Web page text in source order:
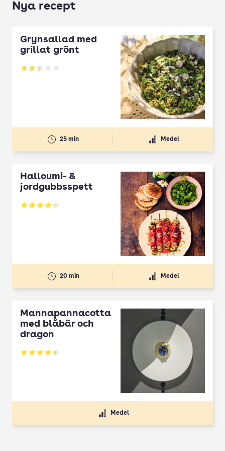
Nya recept
Grynsallad med
grillat grönt
Betyg: 2.5 av 5
25 min Medel
Halloumi- &
jordgubbsspett
Betyg: 4.3 av 5
20 min Medel
Mannapannacotta
med blåbär och
dragon
Betyg: 4.5 av 5
Medel